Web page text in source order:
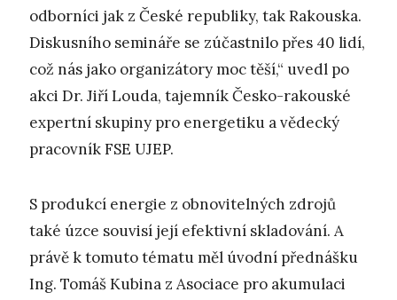
odborníci jak z České republiky, tak Rakouska.
Diskusního semináře se zúčastnilo přes 40 lidí,
což nás jako organizátory moc těší,“ uvedl po
akci Dr. Jiří Louda, tajemník Česko-rakouské
expertní skupiny pro energetiku a vědecký
pracovník FSE UJEP.
S produkcí energie z obnovitelných zdrojů
také úzce souvisí její efektivní skladování. A
právě k tomuto tématu měl úvodní přednášku
Ing. Tomáš Kubina z Asociace pro akumulaci